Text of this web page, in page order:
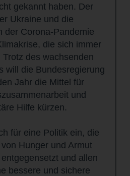
gekannt haben. Der
Ukraine und die
der Corona-Pandemie
die sich immer
des wachsenden
will die Bundesregierung
Jahr die Mittel für
und
Hilfe kürzen.
für eine Politik ein, die
Hunger und Armut
und allen
bessere und sichere